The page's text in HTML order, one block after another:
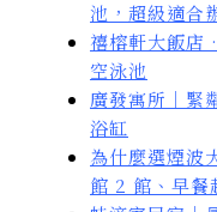
池，超級適合
禧榕軒大飯店
空泳池
廣發寓所｜緊
浴缸
為什麼選煙波
館 2 館、早餐